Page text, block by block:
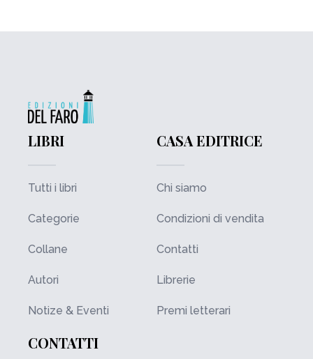
LIBRI
Tutti i libri
Categorie
Collane
Autori
Notize & Eventi
CASA EDITRICE
Chi siamo
Condizioni di vendita
Contatti
Librerie
Premi letterari
CONTATTI